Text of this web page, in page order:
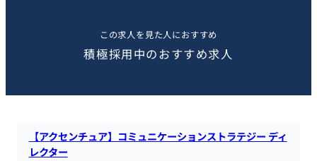
この求人を見た人におすすめ
積極採用中のおすすめ求人
【アクセンチュア】コミュニケーションストラテジー ディ
レクター